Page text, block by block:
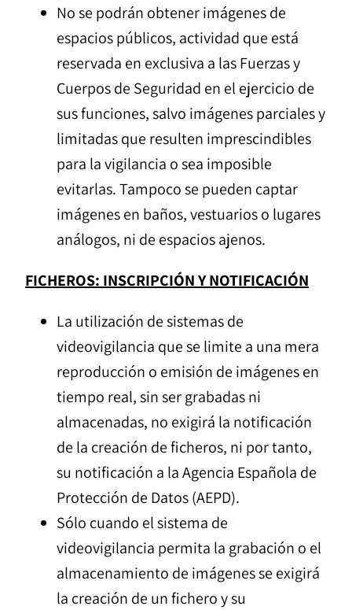
No se podrán obtener imágenes de
espacios públicos, actividad que está
reservada en exclusiva a las Fuerzas y
Cuerpos de Seguridad en el ejercicio de
sus funciones, salvo imágenes parciales y
limitadas que resulten imprescindibles
para la vigilancia o sea imposible
evitarlas. Tampoco se pueden captar
imágenes en baños, vestuarios o lugares
análogos, ni de espacios ajenos.
FICHEROS: INSCRIPCIÓN Y NOTIFICACIÓN
La utilización de sistemas de
videovigilancia que se limite a una mera
reproducción o emisión de imágenes en
tiempo real, sin ser grabadas ni
almacenadas, no exigirá la notificación
de la creación de ficheros, ni por tanto,
su notificación a la Agencia Española de
Protección de Datos (AEPD).
Sólo cuando el sistema de
videovigilancia permita la grabación o el
almacenamiento de imágenes se exigirá
la creación de un fichero y su